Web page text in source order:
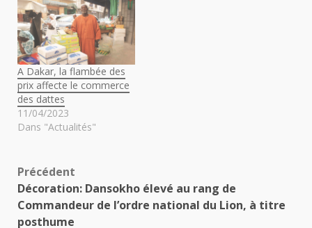
A Dakar, la flambée des
prix affecte le commerce
des dattes
11/04/2023
Dans "Actualités"
Navigation
d’article
Précédent
Décoration: Dansokho élevé au rang de
Commandeur de l’ordre national du Lion, à titre
posthume